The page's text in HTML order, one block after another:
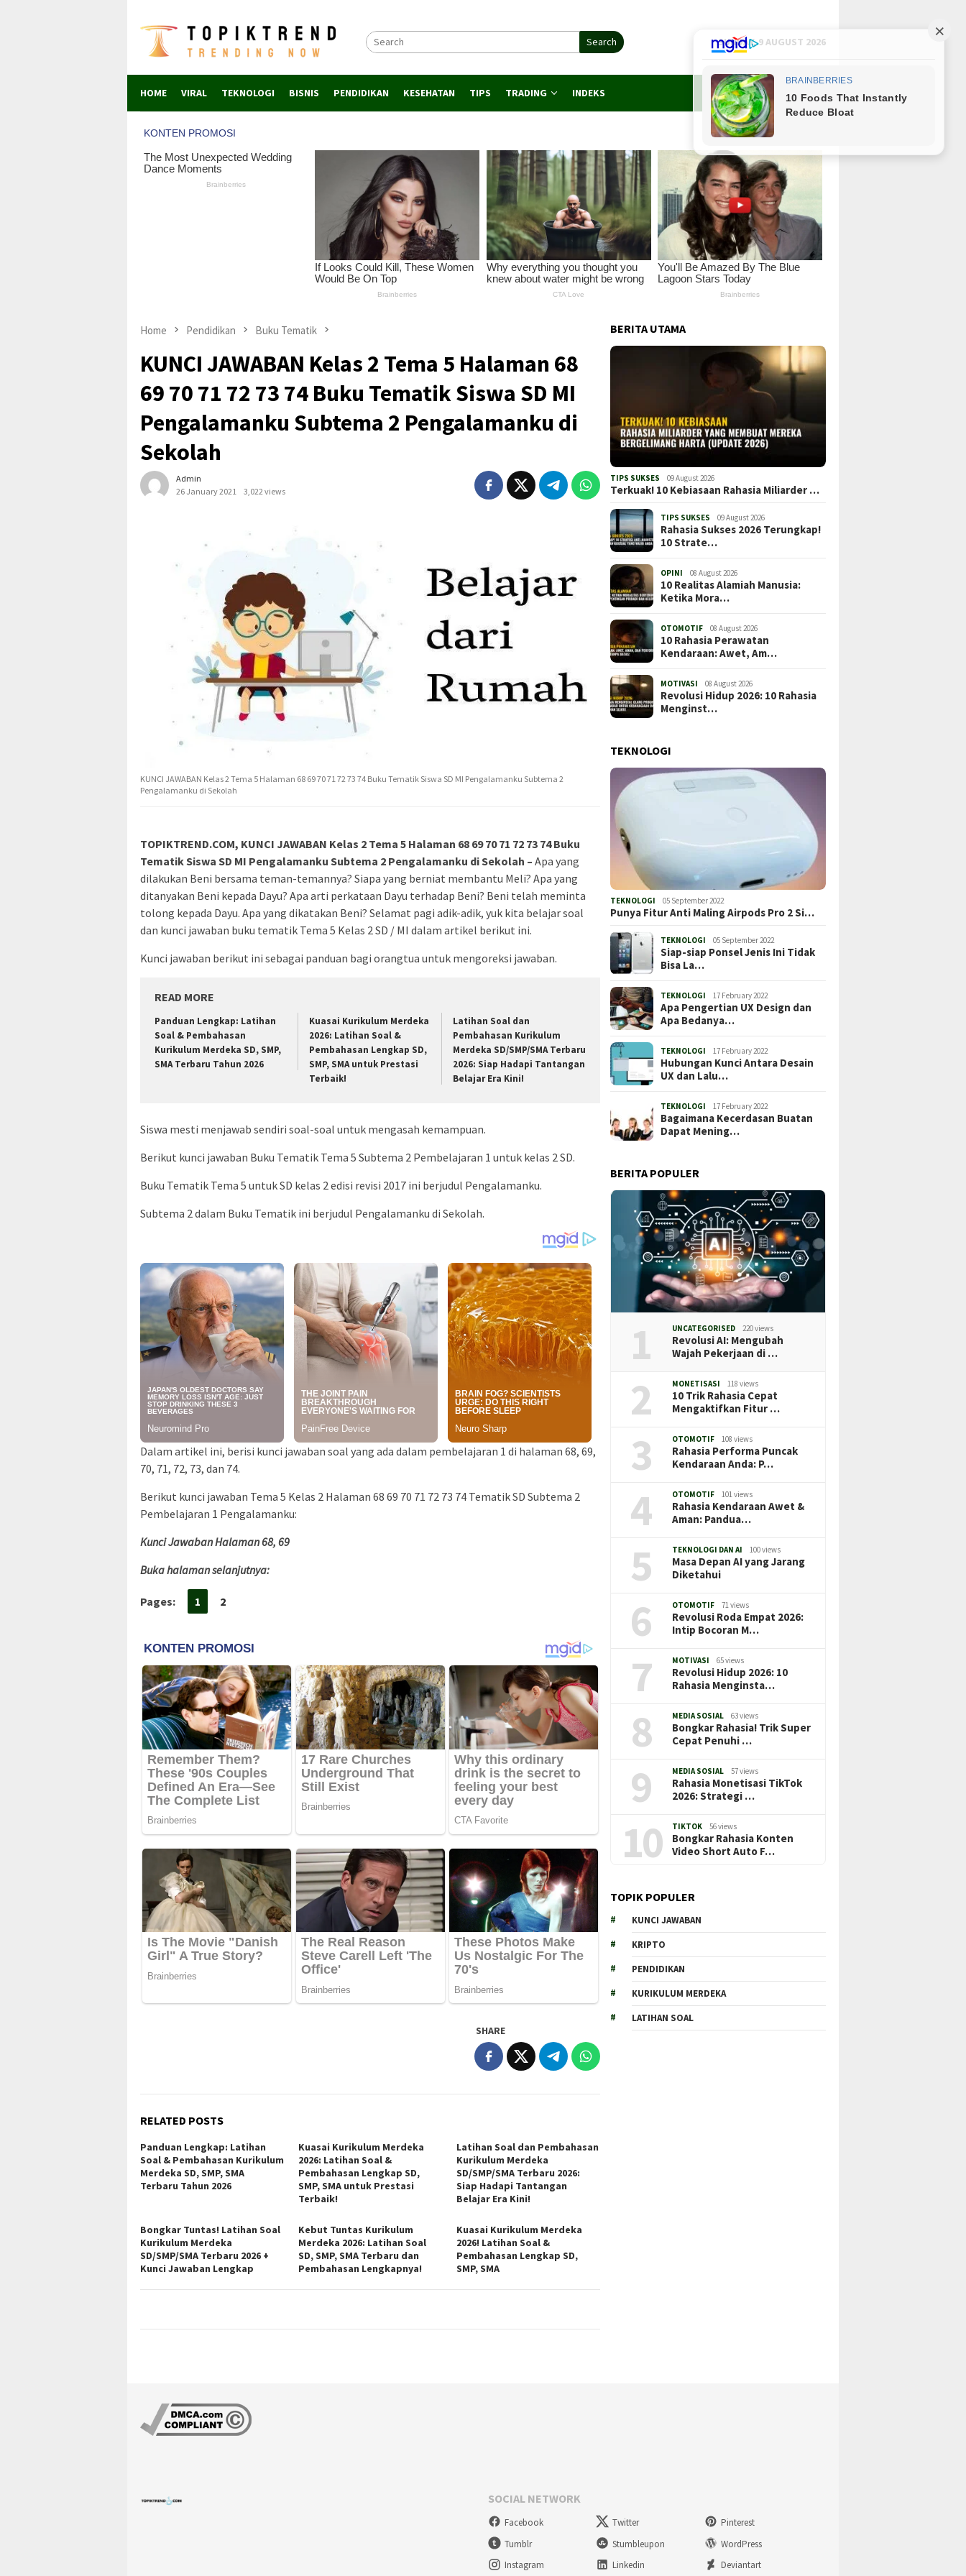
content
Search SUNDAY, 9 AUGUST 2026
HOME VIRAL TEKNOLOGI BISNIS PENDIDIKAN KESEHATAN TIPS TRADING INDEKS
Home Pendidikan Buku Tematik
KUNCI JAWABAN Kelas 2 Tema 5 Halaman 68
69 70 71 72 73 74 Buku Tematik Siswa SD MI
Pengalamanku Subtema 2 Pengalamanku di
Sekolah
Admin
26 January 2021
3,022 views
KUNCI JAWABAN Kelas 2 Tema 5 Halaman 68 69 70 71 72 73 74 Buku Tematik Siswa SD MI Pengalamanku Subtema 2
Pengalamanku di Sekolah
TOPIKTREND.COM, KUNCI JAWABAN Kelas 2 Tema 5 Halaman 68 69 70 71 72 73 74 Buku
Tematik Siswa SD MI Pengalamanku Subtema 2 Pengalamanku di Sekolah – Apa yang
dilakukan Beni bersama teman-temannya? Siapa yang berniat membantu Meli? Apa yang
ditanyakan Beni kepada Dayu? Apa arti perkataan Dayu terhadap Beni? Beni telah meminta
tolong kepada Dayu. Apa yang dikatakan Beni? Selamat pagi adik-adik, yuk kita belajar soal
dan kunci jawaban buku tematik Tema 5 Kelas 2 SD / MI dalam artikel berikut ini.
Kunci jawaban berikut ini sebagai panduan bagi orangtua untuk mengoreksi jawaban.
READ MORE
Panduan Lengkap: Latihan
Soal & Pembahasan
Kurikulum Merdeka SD, SMP,
SMA Terbaru Tahun 2026
Kuasai Kurikulum Merdeka
2026: Latihan Soal &
Pembahasan Lengkap SD,
SMP, SMA untuk Prestasi
Terbaik!
Latihan Soal dan
Pembahasan Kurikulum
Merdeka SD/SMP/SMA Terbaru
2026: Siap Hadapi Tantangan
Belajar Era Kini!
Siswa mesti menjawab sendiri soal-soal untuk mengasah kemampuan.
Berikut kunci jawaban Buku Tematik Tema 5 Subtema 2 Pembelajaran 1 untuk kelas 2 SD.
Buku Tematik Tema 5 untuk SD kelas 2 edisi revisi 2017 ini berjudul Pengalamanku.
Subtema 2 dalam Buku Tematik ini berjudul Pengalamanku di Sekolah.
Dalam artikel ini, berisi kunci jawaban soal yang ada dalam pembelajaran 1 di halaman 68, 69,
70, 71, 72, 73, dan 74.
Berikut kunci jawaban Tema 5 Kelas 2 Halaman 68 69 70 71 72 73 74 Tematik SD Subtema 2
Pembelajaran 1 Pengalamanku:
Kunci Jawaban Halaman 68, 69
Buka halaman selanjutnya:
Pages: 1 2
SHARE
RELATED POSTS
Panduan Lengkap: Latihan
Soal & Pembahasan Kurikulum
Merdeka SD, SMP, SMA
Terbaru Tahun 2026
Kuasai Kurikulum Merdeka
2026: Latihan Soal &
Pembahasan Lengkap SD,
SMP, SMA untuk Prestasi
Terbaik!
Latihan Soal dan Pembahasan
Kurikulum Merdeka
SD/SMP/SMA Terbaru 2026:
Siap Hadapi Tantangan
Belajar Era Kini!
Bongkar Tuntas! Latihan Soal
Kurikulum Merdeka
SD/SMP/SMA Terbaru 2026 +
Kunci Jawaban Lengkap
Kebut Tuntas Kurikulum
Merdeka 2026: Latihan Soal
SD, SMP, SMA Terbaru dan
Pembahasan Lengkapnya!
Kuasai Kurikulum Merdeka
2026! Latihan Soal &
Pembahasan Lengkap SD,
SMP, SMA
BERITA UTAMA
TIPS SUKSES 09 August 2026
Terkuak! 10 Kebiasaan Rahasia Miliarder …
TIPS SUKSES 09 August 2026
Rahasia Sukses 2026 Terungkap!
10 Strate…
OPINI 08 August 2026
10 Realitas Alamiah Manusia:
Ketika Mora…
OTOMOTIF 08 August 2026
10 Rahasia Perawatan
Kendaraan: Awet, Am…
MOTIVASI 08 August 2026
Revolusi Hidup 2026: 10 Rahasia
Menginst…
TEKNOLOGI
TEKNOLOGI 05 September 2022
Punya Fitur Anti Maling Airpods Pro 2 Si…
TEKNOLOGI 05 September 2022
Siap-siap Ponsel Jenis Ini Tidak
Bisa La…
TEKNOLOGI 17 February 2022
Apa Pengertian UX Design dan
Apa Bedanya…
TEKNOLOGI 17 February 2022
Hubungan Kunci Antara Desain
UX dan Lalu…
TEKNOLOGI 17 February 2022
Bagaimana Kecerdasan Buatan
Dapat Mening…
BERITA POPULER
1 UNCATEGORISED 220 views
Revolusi AI: Mengubah
Wajah Pekerjaan di …
2 MONETISASI 118 views
10 Trik Rahasia Cepat
Mengaktifkan Fitur …
3 OTOMOTIF 108 views
Rahasia Performa Puncak
Kendaraan Anda: P…
4 OTOMOTIF 101 views
Rahasia Kendaraan Awet &
Aman: Pandua…
5 TEKNOLOGI DAN AI 100 views
Masa Depan AI yang Jarang
Diketahui
6 OTOMOTIF 71 views
Revolusi Roda Empat 2026:
Intip Bocoran M…
7 MOTIVASI 65 views
Revolusi Hidup 2026: 10
Rahasia Menginsta…
8 MEDIA SOSIAL 63 views
Bongkar Rahasia! Trik Super
Cepat Penuhi …
9 MEDIA SOSIAL 57 views
Rahasia Monetisasi TikTok
2026: Strategi …
10 TIKTOK 56 views
Bongkar Rahasia Konten
Video Short Auto F…
TOPIK POPULER
KUNCI JAWABAN
KRIPTO
PENDIDIKAN
KURIKULUM MERDEKA
LATIHAN SOAL
SOCIAL NETWORK
Facebook Twitter
Pinterest
Tumblr
Stumbleupon
WordPress
Instagram
Linkedin Deviantart